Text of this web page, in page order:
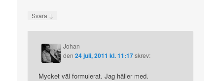
Svara ↓
Johan
den24 juli, 2011 kl. 11:17skrev:
Mycket väl formulerat. Jag håller med.